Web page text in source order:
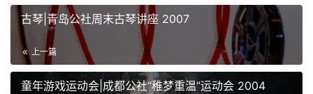
古琴|青岛公社周末古琴讲座 2007
上一篇
童年游戏运动会|成都公社“稚梦重温”运动会 2004